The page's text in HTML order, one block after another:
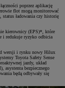
poprzez aplikację
flot mogą monitorować
ładowania czy historię
kierownicy (EPS)*, które
i redukuje ryzyko odbicia
wersji i rynku nowy Hilux
Toyota Safety Sense
jazdy, układ
asystenta bezpiecznego
będą odbywały się